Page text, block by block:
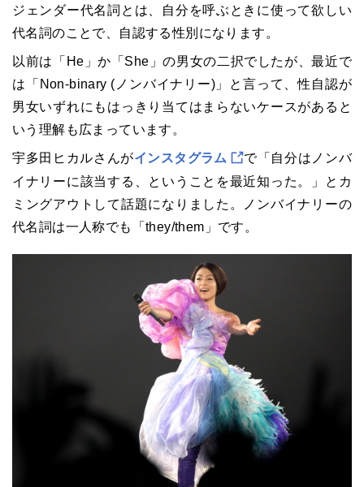
ジェンダー代名詞とは、自分を呼ぶときに使って欲しい
代名詞のことで、自認する性別になります。
以前は「He」か「She」の男女の二択でしたが、最近で
は「Non-binary (ノンバイナリー)」と言って、性自認が
男女いずれにもはっきり当てはまらないケースがあると
いう理解も広まっています。
宇多田ヒカルさんがインスタグラム
で「自分はノンバ
イナリーに該当する、ということを最近知った。」とカ
ミングアウトして話題になりました。ノンバイナリーの
代名詞は一人称でも「they/them」です。